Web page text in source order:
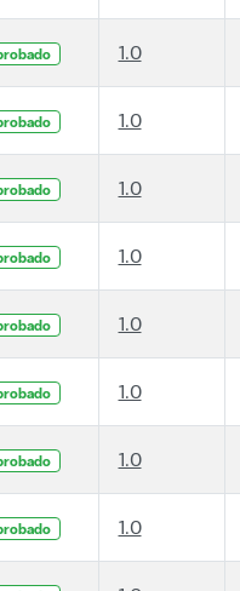
1.0
1.0
1.0
1.0
1.0
1.0
1.0
1.0
1.0